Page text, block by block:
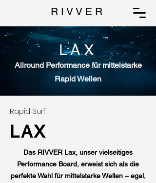
R I V V E R
LAX
Allround Performance für mittelstarke
Rapid Wellen
Rapid Surf
LAX
Das RIVVER Lax, unser vielseitiges
Performance Board, erweist sich als die
perfekte Wahl für mittelstarke Wellen – egal,